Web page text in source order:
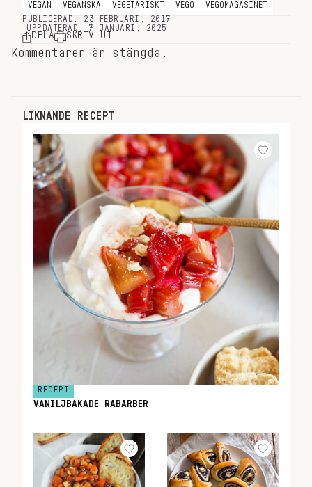
VEGAN VEGANSKA VEGETARISKT VEGO
VEGOMAGASINET
PUBLICERAD: 23 FEBRUARI, 2017
UPPDATERAD: 7 JANUARI, 2025
DELA SKRIV UT
Kommentarer är stängda.
LIKNANDE RECEPT
RECEPT
VANILJBAKADE RABARBER